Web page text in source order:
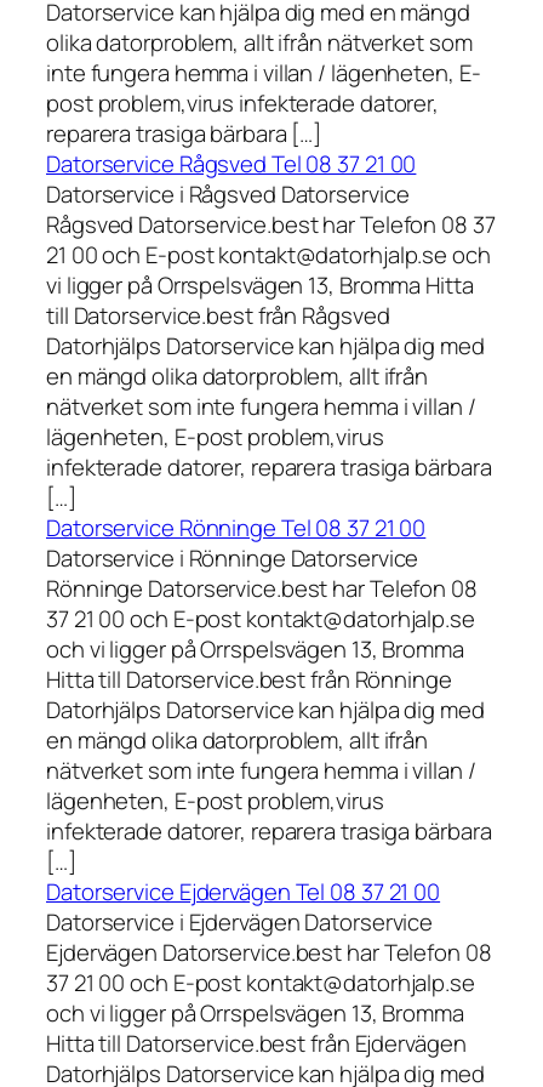
Datorservice kan hjälpa dig med en mängd
olika datorproblem, allt ifrån nätverket som
inte fungera hemma i villan / lägenheten, E-
post problem,virus infekterade datorer,
reparera trasiga bärbara […]
Datorservice Rågsved Tel 08 37 21 00
Datorservice i Rågsved Datorservice
Rågsved Datorservice.best har Telefon 08 37
21 00 och E-post kontakt@datorhjalp.se och
vi ligger på Orrspelsvägen 13, Bromma Hitta
till Datorservice.best från Rågsved
Datorhjälps Datorservice kan hjälpa dig med
en mängd olika datorproblem, allt ifrån
nätverket som inte fungera hemma i villan /
lägenheten, E-post problem,virus
infekterade datorer, reparera trasiga bärbara
[…]
Datorservice Rönninge Tel 08 37 21 00
Datorservice i Rönninge Datorservice
Rönninge Datorservice.best har Telefon 08
37 21 00 och E-post kontakt@datorhjalp.se
och vi ligger på Orrspelsvägen 13, Bromma
Hitta till Datorservice.best från Rönninge
Datorhjälps Datorservice kan hjälpa dig med
en mängd olika datorproblem, allt ifrån
nätverket som inte fungera hemma i villan /
lägenheten, E-post problem,virus
infekterade datorer, reparera trasiga bärbara
[…]
Datorservice Ejdervägen Tel 08 37 21 00
Datorservice i Ejdervägen Datorservice
Ejdervägen Datorservice.best har Telefon 08
37 21 00 och E-post kontakt@datorhjalp.se
och vi ligger på Orrspelsvägen 13, Bromma
Hitta till Datorservice.best från Ejdervägen
Datorhjälps Datorservice kan hjälpa dig med